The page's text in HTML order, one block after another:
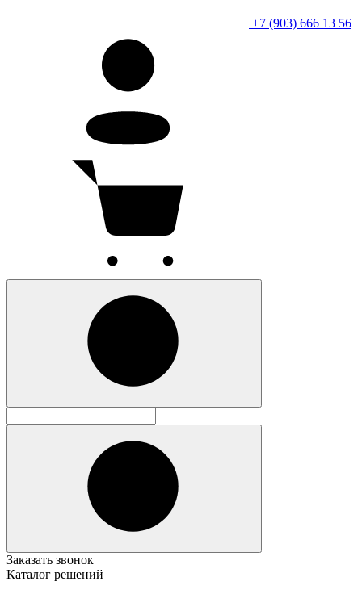
+7 (903) 666 13 56
Заказать звонок
Каталог решений